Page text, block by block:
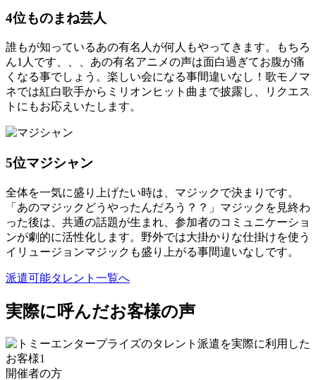
4位ものまね芸人
誰もが知っているあの有名人が何人もやってきます。もちろ
ん1人です、、、あの有名アニメの声は面白過ぎてお腹が痛
くなる事でしょう。楽しい会になる事間違いなし！歌モノマ
ネでは紅白歌手からミリオンヒット曲まで披露し、リクエス
トにもお応えいたします。
5位マジシャン
全体を一気に盛り上げたい時は、マジックで決まりです。
「あのマジックどうやったんだろう？？」マジックを見終わ
った後は、共通の話題が生まれ、参加者のコミュニケーショ
ンが劇的に活性化します。野外では大掛かりな仕掛けを使う
イリュージョンマジックも盛り上がる事間違いなしです。
派遣可能タレント一覧へ
実際に呼んだお客様の声
開催者の方